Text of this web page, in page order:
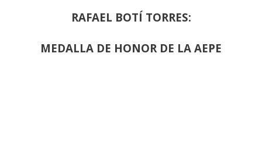
RAFAEL BOTÍ TORRES:
MEDALLA DE HONOR DE LA AEPE